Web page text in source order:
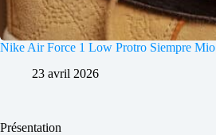
Nike Air Force 1 Low Protro Siempre Mio
23 avril 2026
Présentation